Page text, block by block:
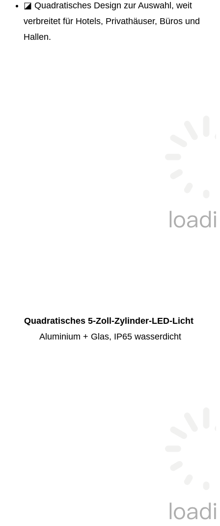
◪ Quadratisches Design zur Auswahl, weit
verbreitet für Hotels, Privathäuser, Büros und
Hallen.
Quadratisches 5-Zoll-Zylinder-LED-Licht
Aluminium + Glas, IP65 wasserdicht